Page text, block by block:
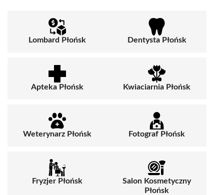
Lombard Płońsk Dentysta Płońsk
Apteka Płońsk Kwiaciarnia Płońsk
Weterynarz Płońsk Fotograf Płońsk
Fryzjer Płońsk
Salon Kosmetyczny
Płońsk